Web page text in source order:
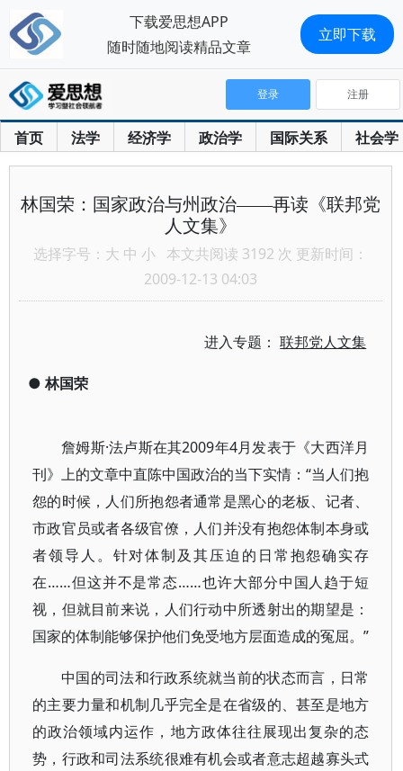
首页 法学 经济学 政治学 国际关系 社会学
登录 注册
林国荣：国家政治与州政治——再读《联邦党
人文集》
选择字号： 大 中 小 本文共阅读 3192 次 更新时间：
2009-12-13 04:03
进入专题：联邦党人文集
●林国荣
詹姆斯·法卢斯在其2009年4月发表于《大西洋月
刊》上的文章中直陈中国政治的当下实情：“当人们抱
怨的时候，人们所抱怨者通常是黑心的老板、记者、
市政官员或者各级官僚，人们并没有抱怨体制本身或
者领导人。针对体制及其压迫的日常抱怨确实存
在……但这并不是常态……也许大部分中国人趋于短
视，但就目前来说，人们行动中所透射出的期望是：
国家的体制能够保护他们免受地方层面造成的冤屈。”
中国的司法和行政系统就当前的状态而言，日常
的主要力量和机制几乎完全是在省级的、甚至是地方
的政治领域内运作，地方政体往往展现出复杂的态
势，行政和司法系统很难有机会或者意志超越寡头式
下载爱思想APP
随时随地阅读精品文章
立即下载